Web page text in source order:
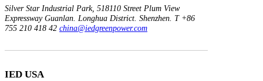
Silver Star Industrial Park, 518110 Street Plum View
Expressway Guanlan. Longhua District. Shenzhen. T +86
755 210 418 42 china@iedgreenpower.com
IED USA